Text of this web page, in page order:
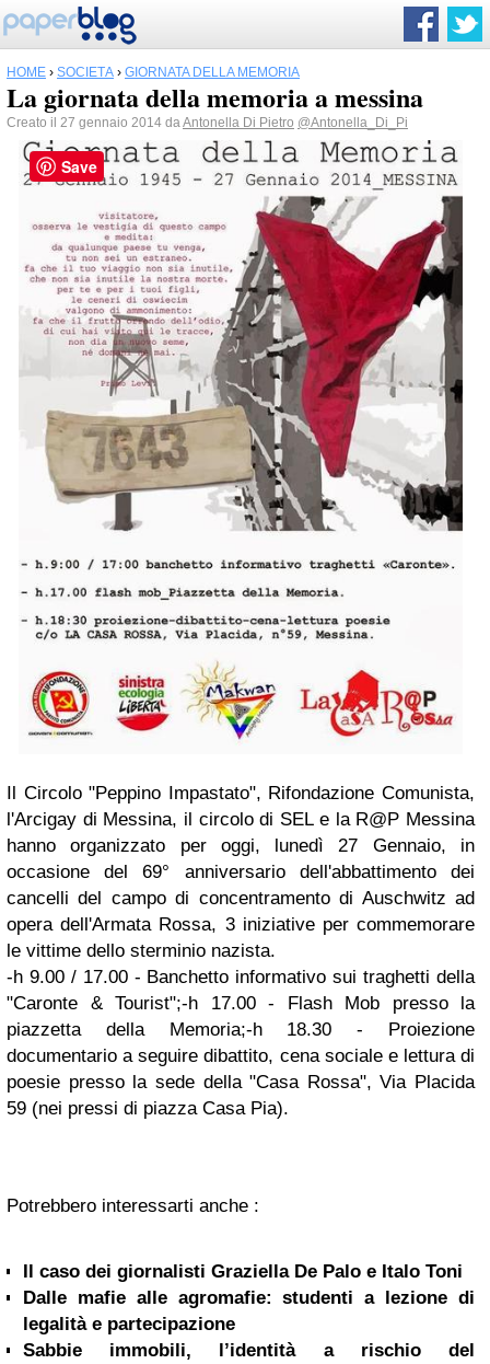
HOME › SOCIETÀ › GIORNATA DELLA MEMORIA
La giornata della memoria a messina
Creato il 27 gennaio 2014 daAntonella Di Pietro @Antonella_Di_Pi
Il Circolo "Peppino Impastato", Rifondazione Comunista,
l'Arcigay di Messina, il circolo di SEL e la R@P Messina
hanno organizzato per oggi, lunedì 27 Gennaio, in
occasione del 69° anniversario dell'abbattimento dei
cancelli del campo di concentramento di Auschwitz ad
opera dell'Armata Rossa, 3 iniziative per commemorare
le vittime dello sterminio nazista.
-h 9.00 / 17.00 - Banchetto informativo sui traghetti della
"Caronte & Tourist";-h 17.00 - Flash Mob presso la
piazzetta della Memoria;-h 18.30 - Proiezione
documentario a seguire dibattito, cena sociale e lettura di
poesie presso la sede della "Casa Rossa", Via Placida
59 (nei pressi di piazza Casa Pia).
Potrebbero interessarti anche :
Il caso dei giornalisti Graziella De Palo e Italo Toni
Dalle mafie alle agromafie: studenti a lezione di
legalità e partecipazione
Sabbie immobili, l’identità a rischio del
Save